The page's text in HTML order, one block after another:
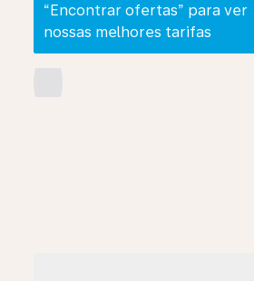
“Encontrar ofertas” para ver
nossas melhores tarifas